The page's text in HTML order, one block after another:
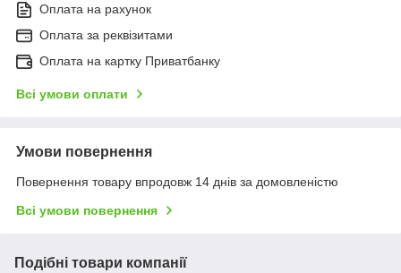
Оплата на рахунок
Оплата за реквізитами
Оплата на картку Приватбанку
Всі умови оплати
Умови повернення
Повернення товару впродовж 14 днів за домовленістю
Всі умови повернення
Подібні товари компанії